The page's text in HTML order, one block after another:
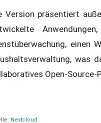
Version präsentiert
einen
was
Open-
Nextcloud